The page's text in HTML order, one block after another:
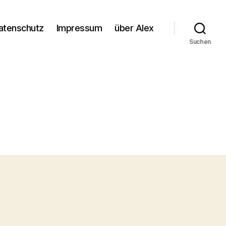
Impressum über Alex
Suchen